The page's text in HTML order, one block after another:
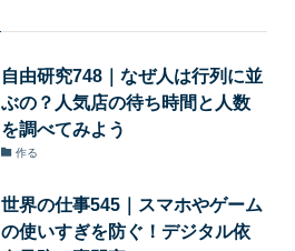
自由研究748｜なぜ人は行列に並
ぶの？人気店の待ち時間と人数
を調べてみよう
作る
世界の仕事545｜スマホやゲーム
の使いすぎを防ぐ！デジタル依